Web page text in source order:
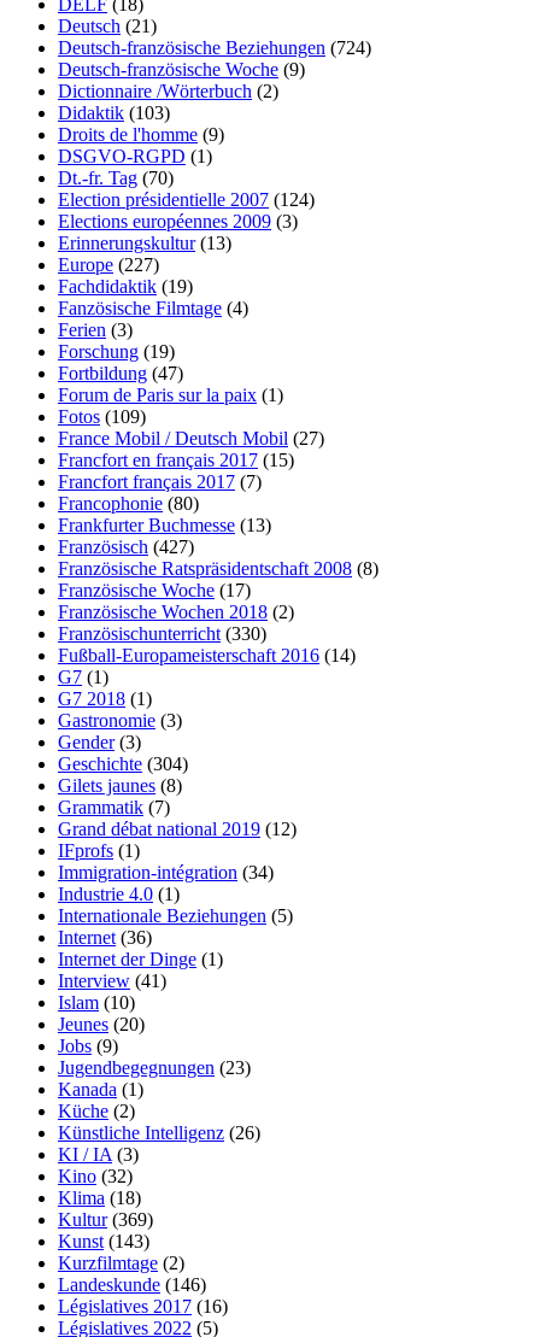
DELF (18)
Deutsch (21)
Deutsch-französische Beziehungen (724)
Deutsch-französische Woche (9)
Dictionnaire /Wörterbuch (2)
Didaktik (103)
Droits de l'homme (9)
DSGVO-RGPD (1)
Dt.-fr. Tag (70)
Election présidentielle 2007 (124)
Elections européennes 2009 (3)
Erinnerungskultur(13)
Europe (227)
Fachdidaktik (19)
Fanzösische Filmtage (4)
Ferien (3)
Forschung (19)
Fortbildung (47)
Forum de Paris sur la paix (1)
Fotos (109)
France Mobil / Deutsch Mobil (27)
Francfort en français 2017 (15)
Francfort français 2017 (7)
Francophonie (80)
Frankfurter Buchmesse (13)
Französisch (427)
Französische Ratspräsidentschaft 2008 (8)
Französische Woche (17)
Französische Wochen 2018 (2)
Französischunterricht(330)
Fußball-Europameisterschaft 2016 (14)
G7 (1)
G7 2018 (1)
Gastronomie (3)
Gender(3)
Geschichte (304)
Gilets jaunes (8)
Grammatik (7)
Grand débat national 2019 (12)
IFprofs (1)
Immigration-intégration (34)
Industrie 4.0 (1)
Internationale Beziehungen (5)
Internet(36)
Internet der Dinge (1)
Interview (41)
Islam (10)
Jeunes (20)
Jobs (9)
Jugendbegegnungen (23)
Kanada (1)
Küche (2)
Künstliche Intelligenz (26)
KI / IA(3)
Kino (32)
Klima (18)
Kultur(369)
Kunst(143)
Kurzfilmtage (2)
Landeskunde (146)
Législatives 2017 (16)
Législatives 2022 (5)